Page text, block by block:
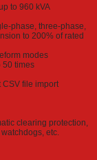
to 960 kVA
phase, three-phase,
to 200% of rated
modes
50 times
CSV file import
clearing protection,
etc.